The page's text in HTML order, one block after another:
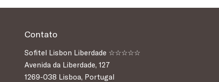
Contato
Sofitel Lisbon Liberdade ☆☆☆☆☆
Avenida da Liberdade, 127
1269-038 Lisboa, Portugal